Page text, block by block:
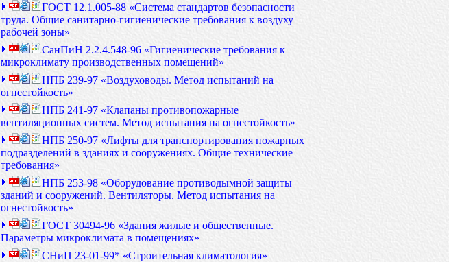
ГОСТ 12.1.005-88 «Система стандартов безопасности
труда. Общие санитарно-гигиенические требования к воздуху
рабочей зоны»
СанПиН 2.2.4.548-96 «Гигиенические требования к
микроклимату производственных помещений»
НПБ 239-97 «Воздуховоды. Метод испытаний на
огнестойкость»
НПБ 241-97 «Клапаны противопожарные
вентиляционных систем. Метод испытания на огнестойкость»
НПБ 250-97 «Лифты для транспортирования пожарных
подразделений в зданиях и сооружениях. Общие технические
требования»
НПБ 253-98 «Оборудование противодымной защиты
зданий и сооружений. Вентиляторы. Метод испытания на
огнестойкость»
ГОСТ 30494-96 «Здания жилые и общественные.
Параметры микроклимата в помещениях»
СНиП 23-01-99* «Строительная климатология»